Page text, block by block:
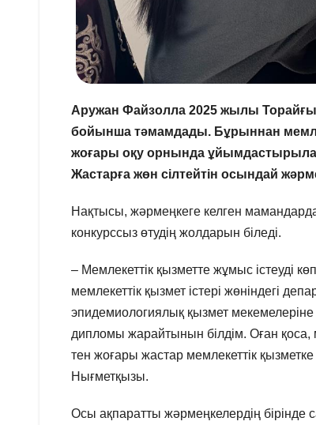
Аружан Файзолла 2025 жылы
бойынша тәмамдады. Бұрыннан
жоғары оқу орнында
Жастарға жөн сілтейтін осындай
Нақтысы, жәрмеңкеге келген
конкурссыз өтудің жолдарын біледі.
– Мемлекеттік қызметте жұмыс істеуді
мемлекеттік қызмет істері жөніндегі
эпидемиологиялық қызмет
дипломы жарайтынын білдім. Оған қоса,
тен жоғары жастар мемлекеттік
Нығметқызы.
Осы ақпаратты жәрмеңкелердің бірінде